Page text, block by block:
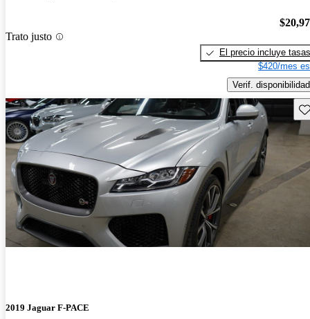
Trato justo
El precio incluye tasas
$420/mes
Verif. disponibilidad
2019 Jaguar F-PACE